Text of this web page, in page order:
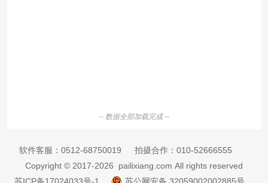
-- 数据全部加载完成 --
软件客服： 0512-68750019 拍摄合作： 010-52666555
Copyright © 2017-2026 pailixiang.com All rights reserved
苏ICP备17024033号-1
苏公网安备 32059002002885号